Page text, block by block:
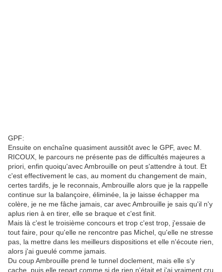
GPF:
Ensuite on enchaîne quasiment aussitôt avec le GPF, avec M.
RICOUX, le parcours ne présente pas de difficultés majeures a
priori, enfin quoiqu'avec Ambrouille on peut s'attendre à tout. Et
c'est effectivement le cas, au moment du changement de main,
certes tardifs, je le reconnais, Ambrouille alors que je la rappelle
continue sur la balançoire, éliminée, la je laisse échapper ma
colère, je ne me fâche jamais, car avec Ambrouille je sais qu'il n'y
aplus rien à en tirer, elle se braque et c'est finit.
Mais là c'est le troisième concours et trop c'est trop, j'essaie de
tout faire, pour qu'elle ne rencontre pas Michel, qu'elle ne stresse
pas, la mettre dans les meilleurs dispositions et elle n'écoute rien,
alors j'ai gueulé comme jamais.
Du coup Ambrouille prend le tunnel doclement, mais elle s'y
cache, puis elle repart comme si de rien n'était et j'ai vraiment cru